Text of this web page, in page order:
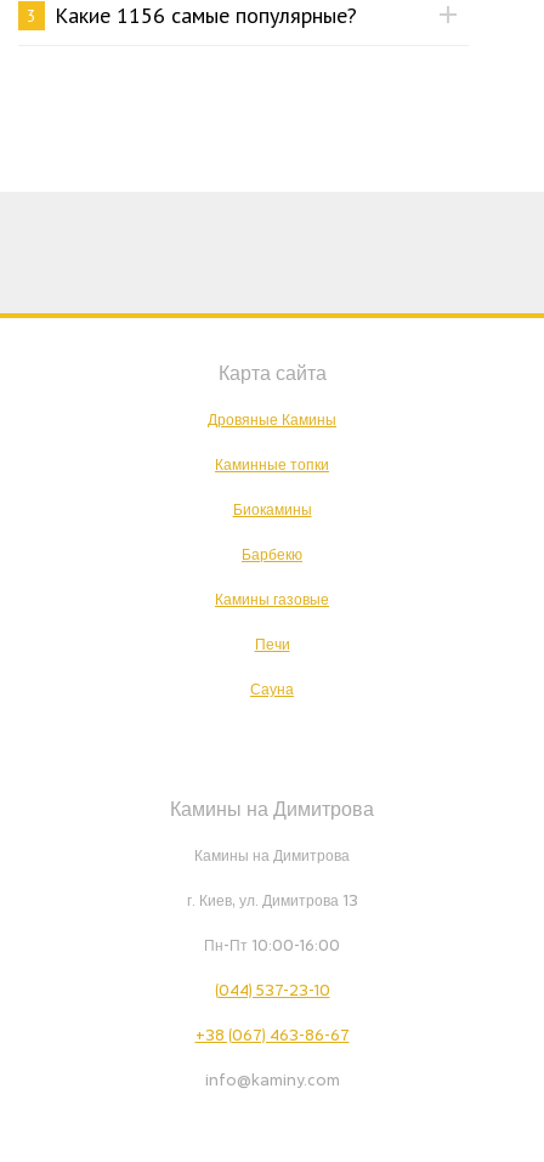
3 Какие 1156 самые популярные?
Карта сайта
Дровяные Камины
Каминные топки
Биокамины
Барбекю
Камины газовые
Печи
Сауна
Камины на Димитрова
Камины на Димитрова
г. Киев, ул. Димитрова 13
Пн-Пт 10:00-16:00
(044) 537-23-10
+38 (067) 463-86-67
info@kaminy.com